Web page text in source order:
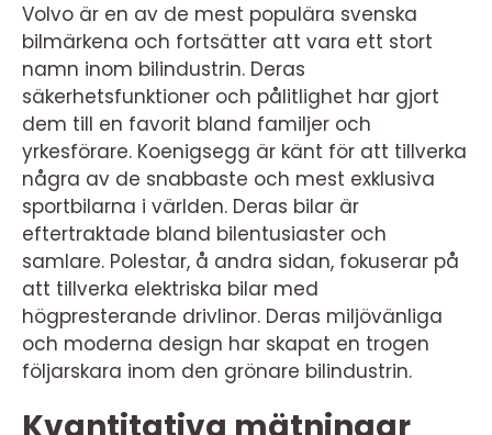
Volvo är en av de mest populära svenska
bilmärkena och fortsätter att vara ett stort
namn inom bilindustrin. Deras
säkerhetsfunktioner och pålitlighet har gjort
dem till en favorit bland familjer och
yrkesförare. Koenigsegg är känt för att tillverka
några av de snabbaste och mest exklusiva
sportbilarna i världen. Deras bilar är
eftertraktade bland bilentusiaster och
samlare. Polestar, å andra sidan, fokuserar på
att tillverka elektriska bilar med
högpresterande drivlinor. Deras miljövänliga
och moderna design har skapat en trogen
följarskara inom den grönare bilindustrin.